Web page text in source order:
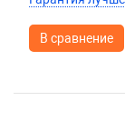
В сравнение